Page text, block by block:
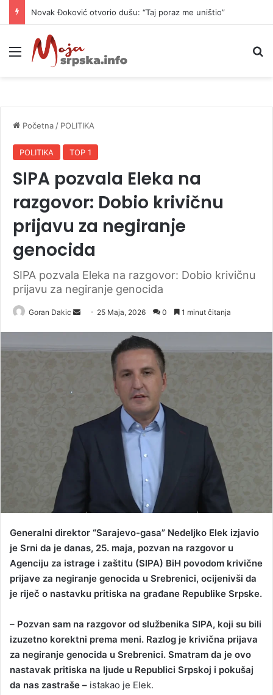
Novak Đoković otvorio dušu: “Taj poraz me uništio”
Meni
Početna / POLITIKA
POLITIKA TOP 1
SIPA pozvala Eleka na
razgovor: Dobio krivičnu
prijavu za negiranje
genocida
SIPA pozvala Eleka na razgovor: Dobio krivičnu
prijavu za negiranje genocida
Goran Dakic 25 Maja, 2026 0 1 minut čitanja
Generalni direktor “Sarajevo-gasa” Nedeljko Elek izjavio
je Srni da je danas, 25. maja, pozvan na razgovor u
Agenciju za istrage i zaštitu (SIPA) BiH povodom krivične
prijave za negiranje genocida u Srebrenici, ocijenivši da
je riječ o nastavku pritiska na građane Republike Srpske.
– Pozvan sam na razgovor od službenika SIPA, koji su bili
izuzetno korektni prema meni. Razlog je krivična prijava
za negiranje genocida u Srebrenici. Smatram da je ovo
nastavak pritiska na ljude u Republici Srpskoj i pokušaj
da nas zastraše – istakao je Elek.